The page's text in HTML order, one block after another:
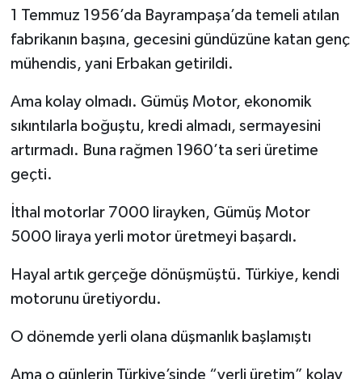
1 Temmuz 1956’da Bayrampaşa’da temeli atılan
fabrikanın başına, gecesini gündüzüne katan genç
mühendis, yani Erbakan getirildi.
Ama kolay olmadı. Gümüş Motor, ekonomik
sıkıntılarla boğuştu, kredi almadı, sermayesini
artırmadı. Buna rağmen 1960’ta seri üretime
geçti.
İthal motorlar 7000 lirayken, Gümüş Motor
5000 liraya yerli motor üretmeyi başardı.
Hayal artık gerçeğe dönüşmüştü. Türkiye, kendi
motorunu üretiyordu.
O dönemde yerli olana düşmanlık başlamıştı
Ama o günlerin Türkiye’sinde “yerli üretim” kolay